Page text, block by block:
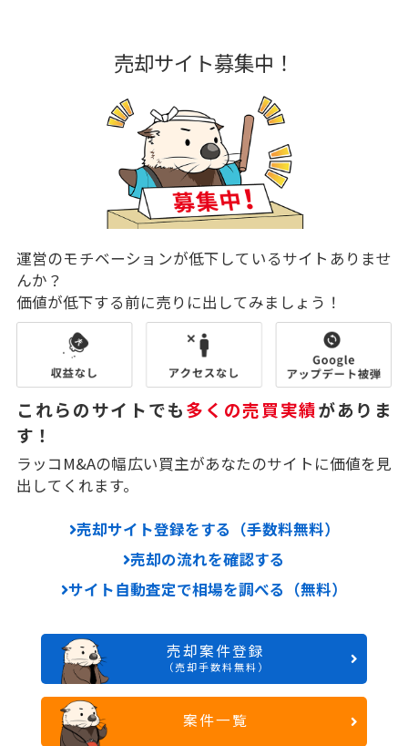
売却サイト募集中！
運営のモチベーションが低下しているサイトありませ
んか？
価値が低下する前に売りに出してみましょう！
これらのサイトでも多くの売買実績がありま
す！
ラッコM&Aの幅広い買主があなたのサイトに価値を見
出してくれます。
売却サイト登録をする（手数料無料）
売却の流れを確認する
サイト自動査定で相場を調べる（無料）
売却案件登録
（売却手数料無料）
案件一覧